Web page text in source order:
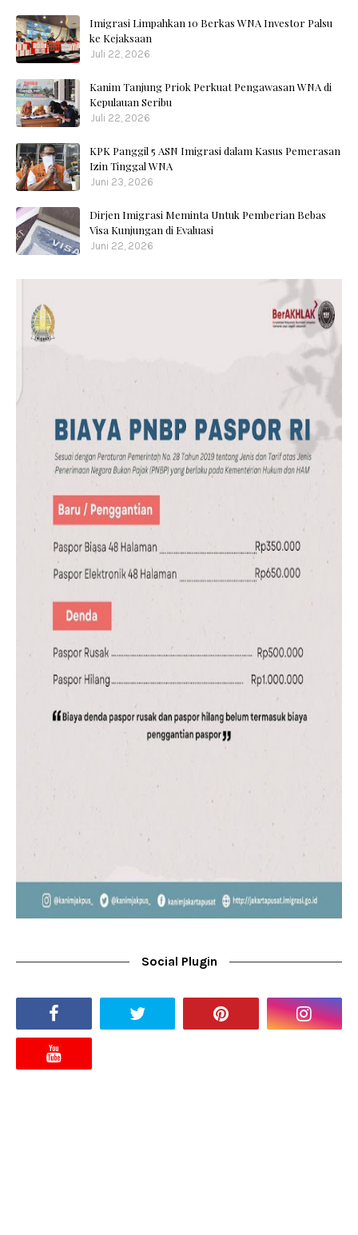
Imigrasi Limpahkan 10 Berkas WNA Investor Palsu
ke Kejaksaan
Juli 22, 2026
Kanim Tanjung Priok Perkuat Pengawasan WNA di
Kepulauan Seribu
Juli 22, 2026
KPK Panggil 5 ASN Imigrasi dalam Kasus Pemerasan
Izin Tinggal WNA
Juni 23, 2026
Dirjen Imigrasi Meminta Untuk Pemberian Bebas
Visa Kunjungan di Evaluasi
Juni 22, 2026
Social Plugin